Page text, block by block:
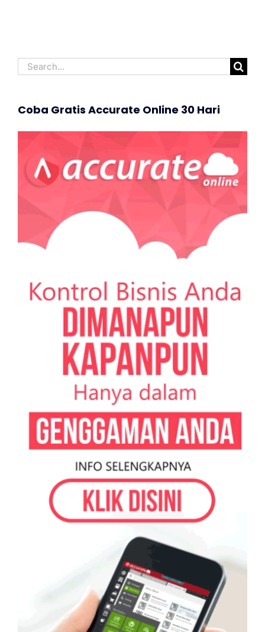
Search
Coba Gratis Accurate Online 30 Hari